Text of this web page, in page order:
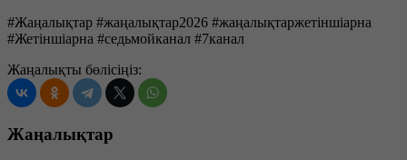
#Жаңалықтар #жаңалықтар2026 #жаңалықтаржетіншіарна
#Жетіншіарна #седьмойканал #7канал
Жаңалықты бөлісіңіз:
Жаңалықтар